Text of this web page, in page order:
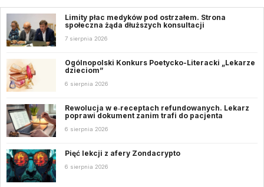
Limity płac medyków pod ostrzałem. Strona
społeczna żąda dłuższych konsultacji
7 sierpnia 2026
Ogólnopolski Konkurs Poetycko-Literacki „Lekarze
dzieciom”
6 sierpnia 2026
Rewolucja w e‑receptach refundowanych. Lekarz
poprawi dokument zanim trafi do pacjenta
6 sierpnia 2026
Pięć lekcji z afery Zondacrypto
6 sierpnia 2026